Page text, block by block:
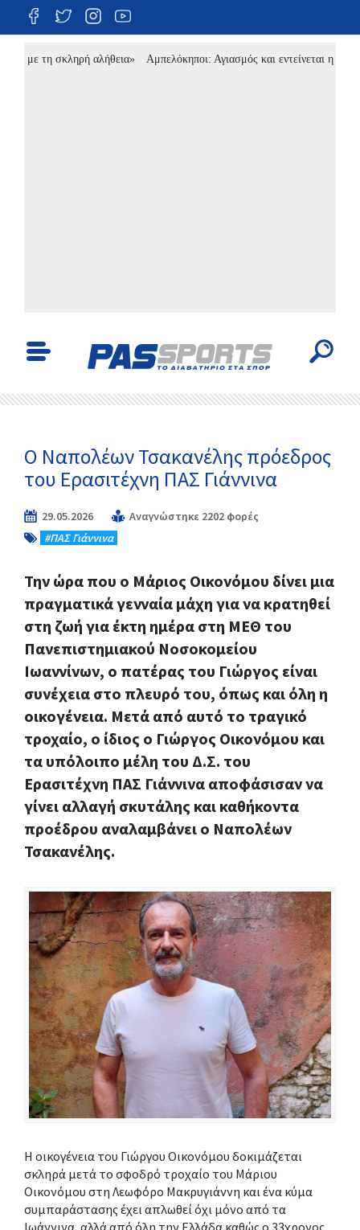
με τη σκληρή αλήθεια» Αμπελόκηποι: Αγιασμός και εντείνεται η
Ο Ναπολέων Τσακανέλης πρόεδρος
του Ερασιτέχνη ΠΑΣ Γιάννινα
29.05.2026
Αναγνώστηκε 2202 φορές
#ΠΑΣ Γιάννινα
Την ώρα που ο Μάριος Οικονόμου δίνει μια
πραγματικά γενναία μάχη για να κρατηθεί
στη ζωή για έκτη ημέρα στη ΜΕΘ του
Πανεπιστημιακού Νοσοκομείου
Ιωαννίνων, ο πατέρας του Γιώργος είναι
συνέχεια στο πλευρό του, όπως και όλη η
οικογένεια. Μετά από αυτό το τραγικό
τροχαίο, ο ίδιος ο Γιώργος Οικονόμου και
τα υπόλοιπο μέλη του Δ.Σ. του
Ερασιτέχνη ΠΑΣ Γιάννινα αποφάσισαν να
γίνει αλλαγή σκυτάλης και καθήκοντα
προέδρου αναλαμβάνει ο Ναπολέων
Τσακανέλης.
Η οικογένεια του Γιώργου Οικονόμου δοκιμάζεται
σκληρά μετά το σφοδρό τροχαίο του Μάριου
Οικονόμου στη Λεωφόρο Μακρυγιάννη και ένα κύμα
συμπαράστασης έχει απλωθεί όχι μόνο από τα
Ιωάννινα, αλλά από όλη την Ελλάδα καθώς ο 33χρονος